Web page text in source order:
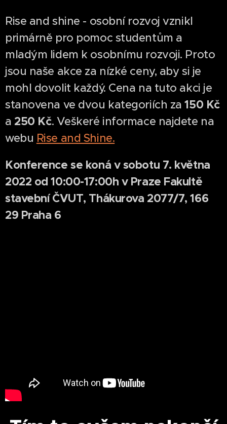
Rise and shine - osobní rozvoj vznikl
primárně pro pomoc studentům a
mladým lidem k osobnímu rozvoji. Proto
jsou naše akce za nízké ceny, aby si je
mohl dovolit každý. Cena na tuto akci je
stanovena ve dvou kategoriích za150 Kč
a 250 Kč. Veškeré informace najdete na
webu Rise and Shine.
Konference se koná v sobotu 7. května
2022 od 10:00-17:00h v Praze Fakultě
stavební ČVUT, Thákurova 2077/7, 166
29 Praha 6